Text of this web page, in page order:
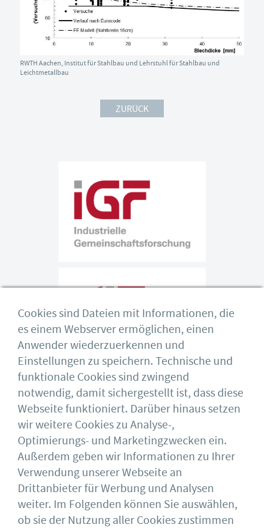
RWTH Aachen, Institut für Stahlbau und Lehrstuhl für Stahlbau und
Leichtmetallbau
ZURÜCK
Deutscher Ausschuss für
Cookies sind Dateien mit Informationen, die
es einem Webserver ermöglichen, einen
Anwender wiederzuerkennen und
Einstellungen zu speichern. Technische und
funktionale Cookies sind zwingend
notwendig, damit sichergestellt ist, dass diese
Webseite funktioniert. Darüber hinaus setzen
wir weitere Cookies zu Analyse-,
Optimierungs- und Marketingzwecken ein.
Außerdem geben wir Informationen zu Ihrer
Verwendung unserer Webseite an
Drittanbieter für Werbung und Analysen
weiter. Im Folgenden können Sie auswählen,
ob sie der Nutzung aller Cookies zustimmen